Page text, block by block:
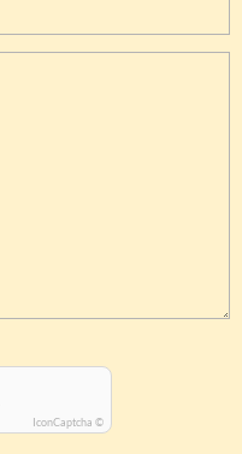
IconCaptcha ©